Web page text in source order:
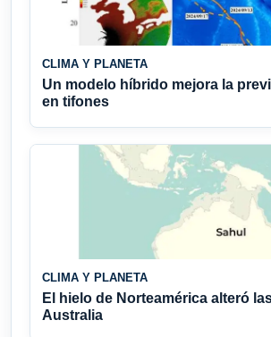
CLIMA Y PLANETA
Un modelo híbrido mejora la
en tifones
CLIMA Y PLANETA
El hielo de Norteamérica alteró
Australia